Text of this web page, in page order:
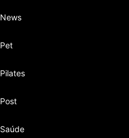
News
Pet
Pilates
Post
Saúde